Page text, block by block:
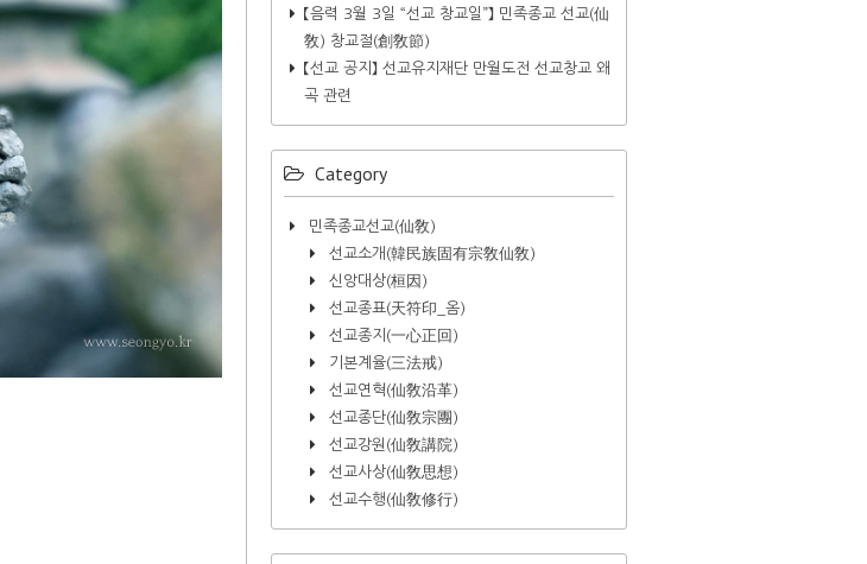
【음력 3월 3일 “선교 창교일”】 민족종교 선교(仙
敎) 창교절(創敎節)
【선교 공지】 선교유지재단 만월도전 선교창교 왜
곡 관련​
Category
민족종교선교(仙敎)
선교소개(韓民族固有宗敎仙敎)
신앙대상(桓因)
선교종표(天符印_옴)
선교종지(一心正回)
기본계율(三法戒)
선교연혁(仙敎沿革)
선교종단(仙敎宗團)
선교강원(仙敎講院)
선교사상(仙敎思想)
선교수행(仙敎修行)